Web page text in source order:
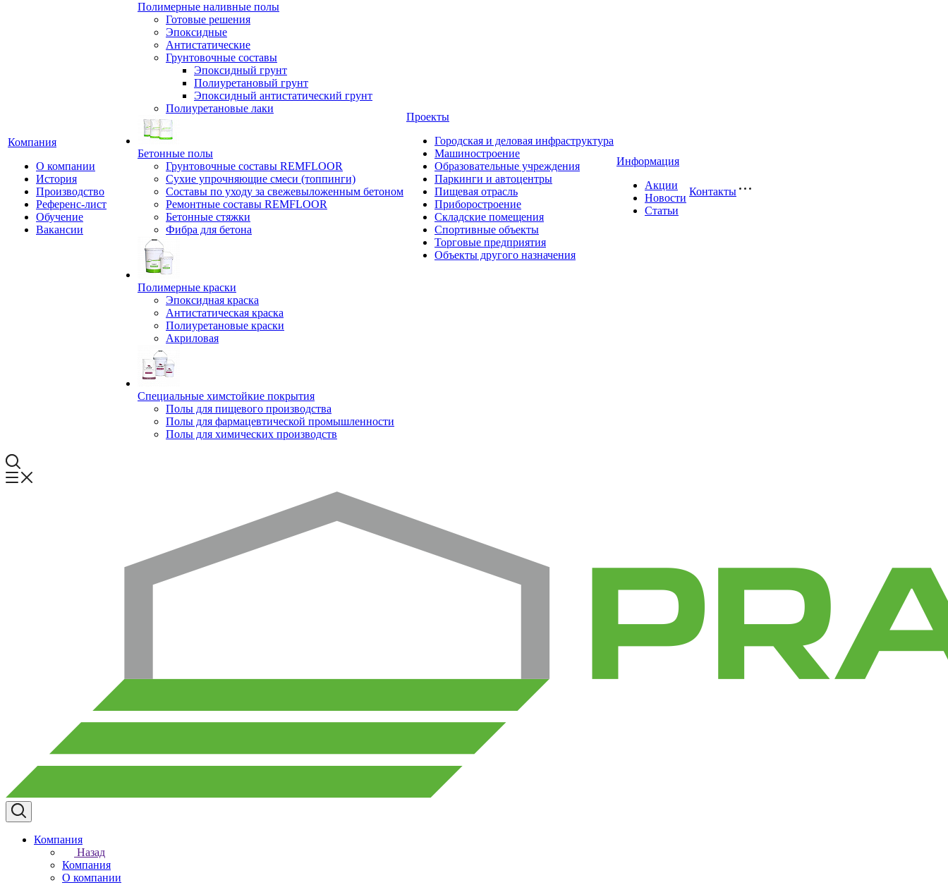
Компания
О компании
История
Производство
Референс-лист
Обучение
Вакансии
Полимерные наливные полы
Готовые решения
Эпоксидные
Антистатические
Грунтовочные составы
Эпоксидный грунт
Полиуретановый грунт
Эпоксидный антистатический грунт
Полиуретановые лаки
Бетонные полы
Грунтовочные составы REMFLOOR
Сухие упрочняющие смеси (топпинги)
Составы по уходу за свежевыложенным бетоном
Ремонтные составы REMFLOOR
Бетонные стяжки
Фибра для бетона
Полимерные краски
Эпоксидная краска
Антистатическая краска
Полиуретановые краски
Акриловая
Специальные химстойкие покрытия
Полы для пищевого производства
Полы для фармацевтической промышленности
Полы для химических производств
Проекты
Городская и деловая инфраструктура
Машиностроение
Образовательные учреждения
Паркинги и автоцентры
Пищевая отрасль
Приборостроение
Складские помещения
Спортивные объекты
Торговые предприятия
Объекты другого назначения
Информация
Акции
Новости
Статьи
Контакты
Компания
Назад
Компания
О компании